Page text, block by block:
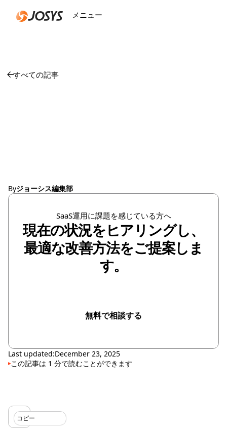
メニュー
すべての記事
Byジョーシス編集部
SaaS運用に課題を感じている方へ
現在の状況をヒアリングし、
最適な改善方法をご提案しま
す。
無料で相談する
Last updated:December 23, 2025
この記事は 1 分で読むことができます
コピー